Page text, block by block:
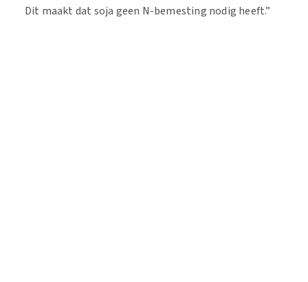
Dit maakt dat soja geen N-bemesting nodig heeft.”